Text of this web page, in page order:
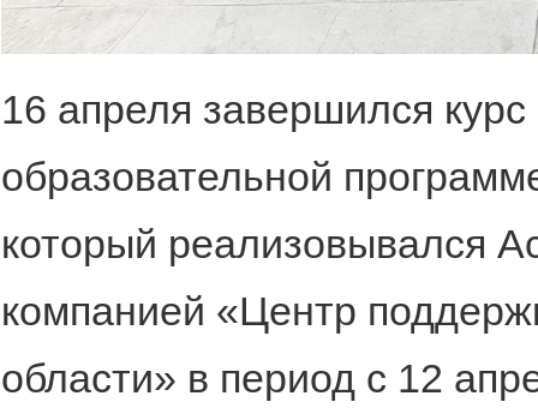
16 апреля завершился
образовательной
который реализовывался
компанией «Центр
области» в период с 12